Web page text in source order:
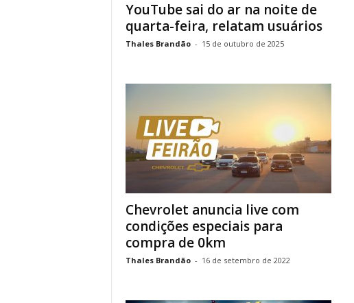
YouTube sai do ar na noite de
quarta-feira, relatam usuários
Thales Brandão - 15 de outubro de 2025
Chevrolet anuncia live com
condições especiais para
compra de 0km
Thales Brandão - 16 de setembro de 2022